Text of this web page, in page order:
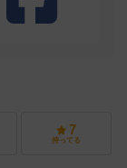
7
持ってる